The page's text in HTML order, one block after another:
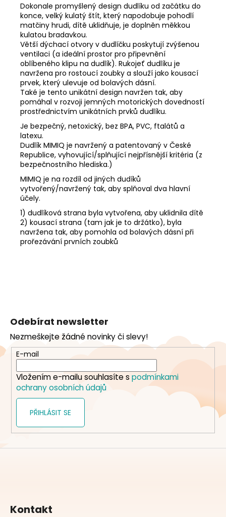
Dokonale promyšlený design dudlíku od začátku do
konce, velký kulatý štít, který napodobuje pohodlí
matčiny hrudi, dítě uklidňuje, je doplněn měkkou
kulatou bradavkou.
Větší dýchací otvory v dudlíčku poskytují zvýšenou
ventilaci (a ideální prostor pro připevnění
oblíbeného klipu na dudlík). Rukojeť dudlíku je
navržena pro rostoucí zoubky a slouží jako kousací
prvek, který ulevuje od bolavých dásní.
Také je tento unikátní design navržen tak, aby
pomáhal v rozvoji jemných motorických dovedností
prostřednictvím unikátních prvků dudlíku.
Je bezpečný, netoxický, bez BPA, PVC, ftalátů a
latexu.
Dudlík MIMIQ je navržený a patentovaný v České
Republice, vyhovující/splňující nejpřísnější kritéria (z
bezpečnostního hlediska.)
MIMIQ je na rozdíl od jiných dudíků
vytvořený/navržený tak, aby splňoval dva hlavní
účely.
1) dudlíková strana byla vytvořena, aby uklidnila dítě
2) kousací strana (tam jak je to držátko), byla
navržena tak, aby pomohla od bolavých dásní při
prořezávání prvních zoubků
a
t
Odebírat newsletter
Nezmeškejte žádné novinky či slevy!
E-mail
Vložením e-mailu souhlasíte s podmínkami
ochrany osobních údajů
PŘIHLÁSIT SE
Kontakt